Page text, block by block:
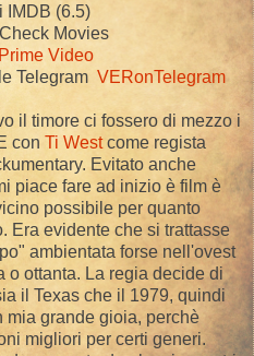
IMDB (6.5)
Movies
Prime Video
Telegram VERonTelegram
il timore ci fossero di mezzo i
con Ti Westcome regista
Evitato anche
piace fare ad inizio è film è
possibile per quanto
Era evidente che si trattasse
ambientata forse nell'ovest
o ottanta. La regia decide di
il Texas che il 1979, quindi
mia grande gioia, perchè
migliori per certi generi.